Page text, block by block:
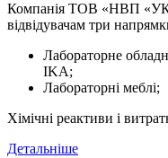
Компанія ТОВ «НВП
відвідувачам три
Лабораторне
IKA;
Лабораторні меблі;
Хімічні реактиви і
Детальніше